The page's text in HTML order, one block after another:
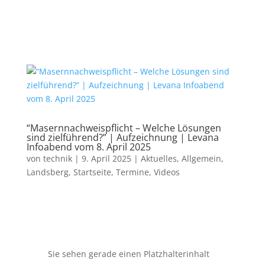
“Masernnachweispflicht – Welche Lösungen
sind zielführend?” | Aufzeichnung | Levana
Infoabend vom 8. April 2025
von technik| 9. April 2025| Aktuelles, Allgemein,
Landsberg, Startseite, Termine, Videos
Sie sehen gerade einen Platzhalterinhalt